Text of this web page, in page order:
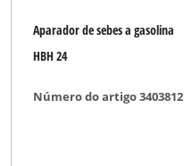
Aparador de sebes a gasolina
HBH 24
Número do artigo 3403812